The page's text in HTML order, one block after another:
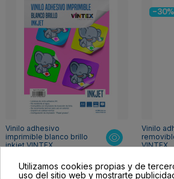
Vinilo adhesivo
imprimible blanco brillo
inkjet VINTEX
-30%
Vinilo
VINTEX
Utilizamos cookies propias y de
uso del sitio web y mostrarte